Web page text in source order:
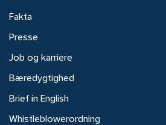
Fakta
Presse
Job og karriere
Bæredygtighed
Brief in English
Whistleblowerordning